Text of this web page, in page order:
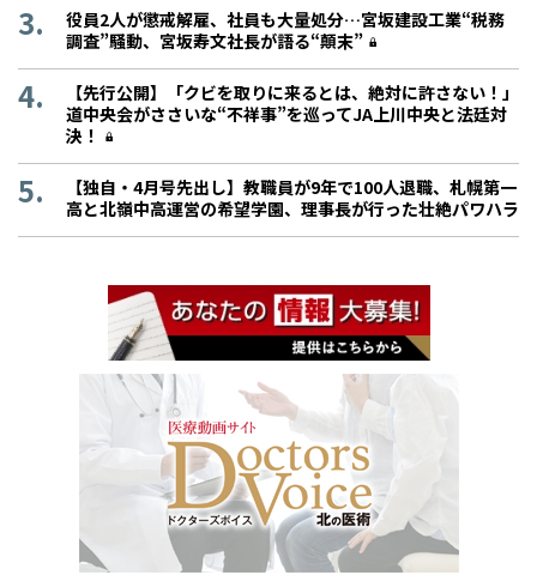
役員2人が懲戒解雇、社員も大量処分…宮坂建設工業“税務
調査”騒動、宮坂寿文社長が語る“顛末”
【先行公開】「クビを取りに来るとは、絶対に許さない！」
道中央会がささいな“不祥事”を巡ってJA上川中央と法廷対
決！
【独自・4月号先出し】教職員が9年で100人退職、札幌第一
高と北嶺中高運営の希望学園、理事長が行った壮絶パワハラ